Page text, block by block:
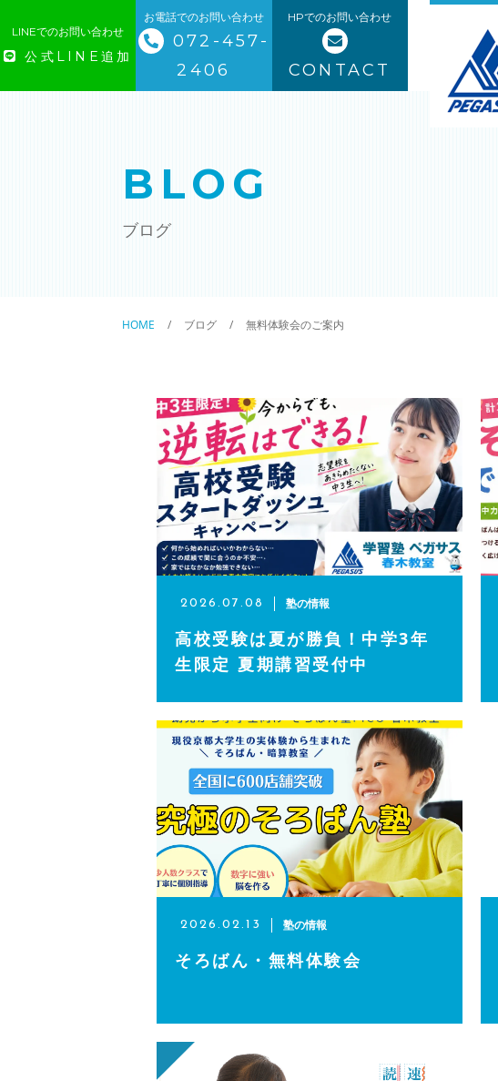
LINEでのお問い合わせ
公式LINE追加
お電話でのお問い合わせ
072-457-
2406
HPでのお問い合わせ
CONTACT
トップページ
速読解力
そろばん（ピコ）
不登校・学校に行きづらいお子さまへ
講師・施設紹介
よくある質問
生徒様・保護者様の声
アクセス
ブログ
当塾からのお知らせ
お問い合わせ
BLOG
ブログ
HOME ブログ 無料体験会のご案内
2026.07.08 塾の情報
高校受験は夏が勝負！中学3年
生限定 夏期講習受付中
2026.02.13 塾の情報
そろばん・無料体験会